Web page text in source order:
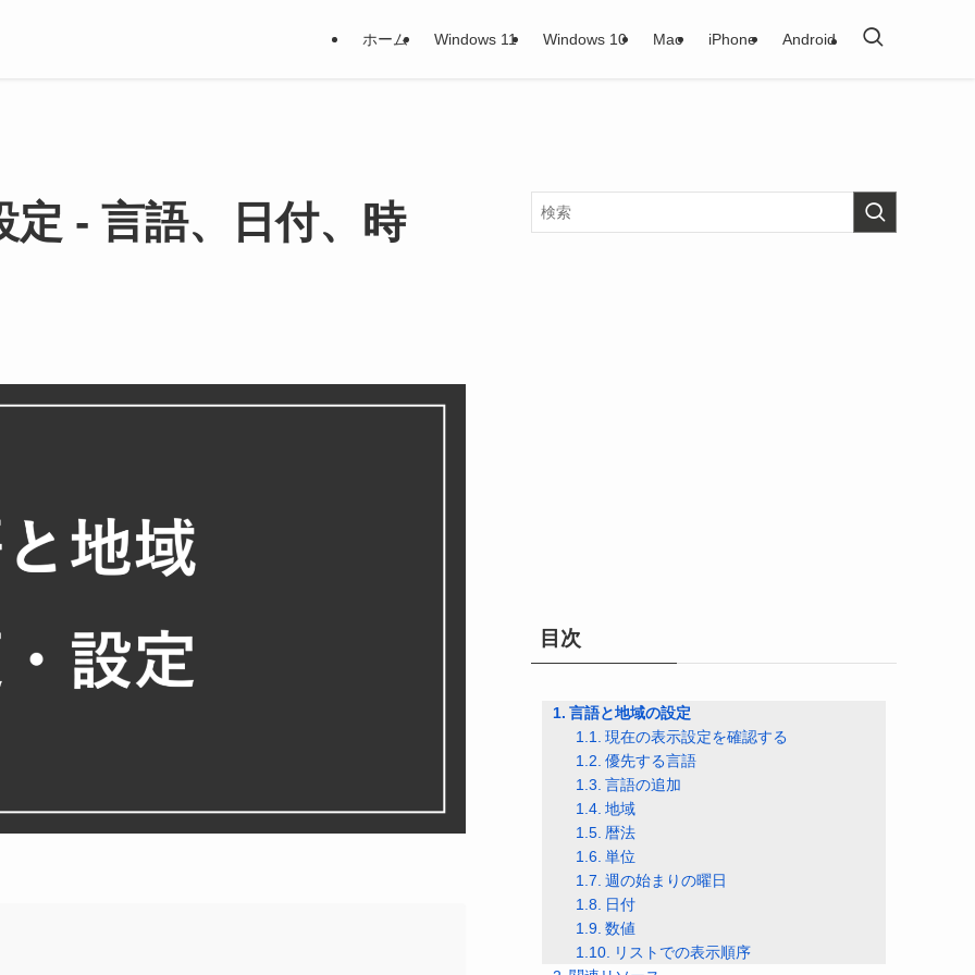
ホーム Windows 11 Windows 10 Mac iPhone Android
- 言語、日付、時
目次
言語と地域の設定
現在の表示設定を確認する
優先する言語
言語の追加
地域
暦法
単位
週の始まりの曜日
日付
数値
リストでの表示順序